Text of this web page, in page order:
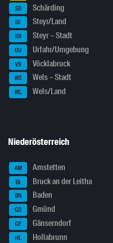
SD Schärding
SE Steyr/Land
SR Steyr – Stadt
UU Urfahr/Umgebung
VB Vöcklabruck
WE Wels – Stadt
WL Wels/Land
Niederösterreich
AM Amstetten
BL Bruck an der Leitha
BN Baden
GD Gmünd
GF Gänserndorf
HL Hollabrunn